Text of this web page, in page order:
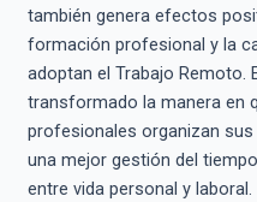
también genera efectos
formación profesional y la
adoptan el Trabajo Remoto.
transformado la manera en
profesionales organizan
una mejor gestión del
entre vida personal y laboral.